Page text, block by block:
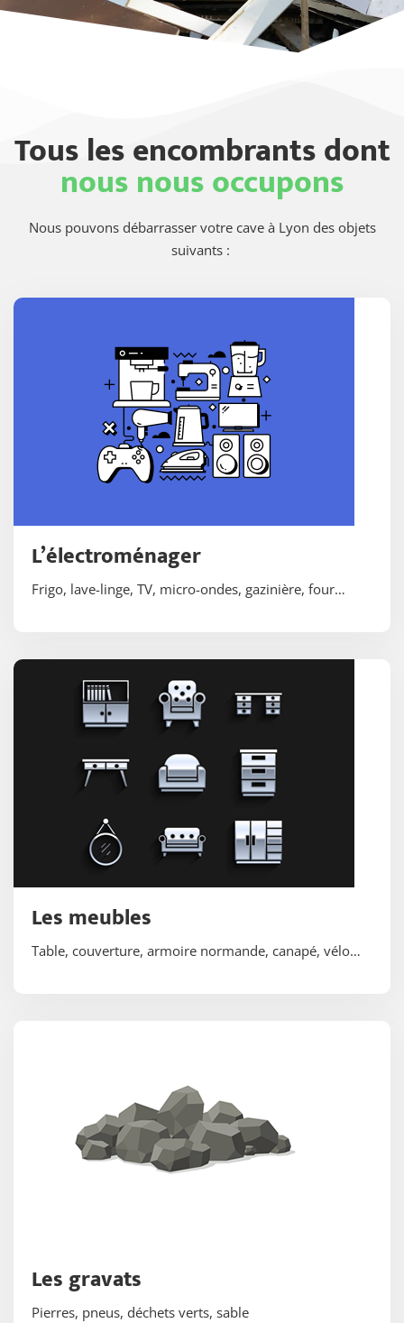
Tous les encombrants dont
nous nous occupons
Nous pouvons débarrasser votre cave à Lyon des objets
suivants :
L’électroménager
Frigo, lave-linge, TV, micro-ondes, gazinière, four…
Les meubles
Table, couverture, armoire normande, canapé, vélo…
Les gravats
Pierres, pneus, déchets verts, sable